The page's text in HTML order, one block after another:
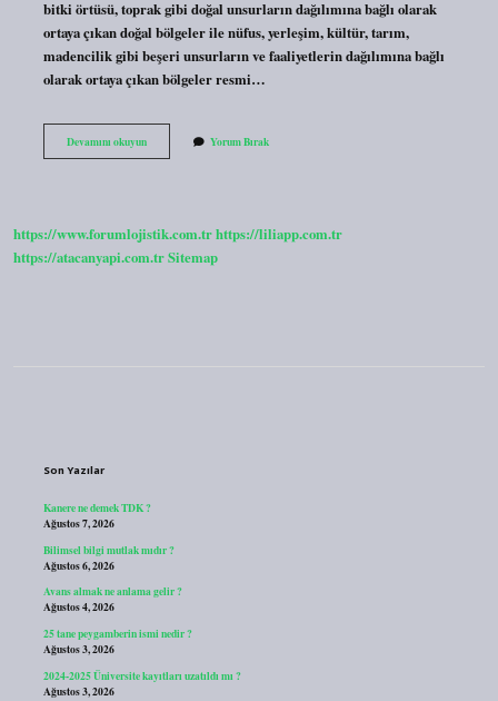
bitki örtüsü, toprak gibi doğal unsurların dağılımına bağlı olarak
ortaya çıkan doğal bölgeler ile nüfus, yerleşim, kültür, tarım,
madencilik gibi beşeri unsurların ve faaliyetlerin dağılımına bağlı
olarak ortaya çıkan bölgeler resmi…
Devamını okuyunŞekilsel
Bölgeler
Yorum Bırak
https://www.forumlojistik.com.trhttps://liliapp.com.tr
https://atacanyapi.com.trSitemap
Son Yazılar
Kanere ne demek TDK ?
Ağustos 7, 2026
Bilimsel bilgi mutlak mıdır ?
Ağustos 6, 2026
Avans almak ne anlama gelir ?
Ağustos 4, 2026
25 tane peygamberin ismi nedir ?
Ağustos 3, 2026
2024-2025 Üniversite kayıtları uzatıldı mı ?
Ağustos 3, 2026